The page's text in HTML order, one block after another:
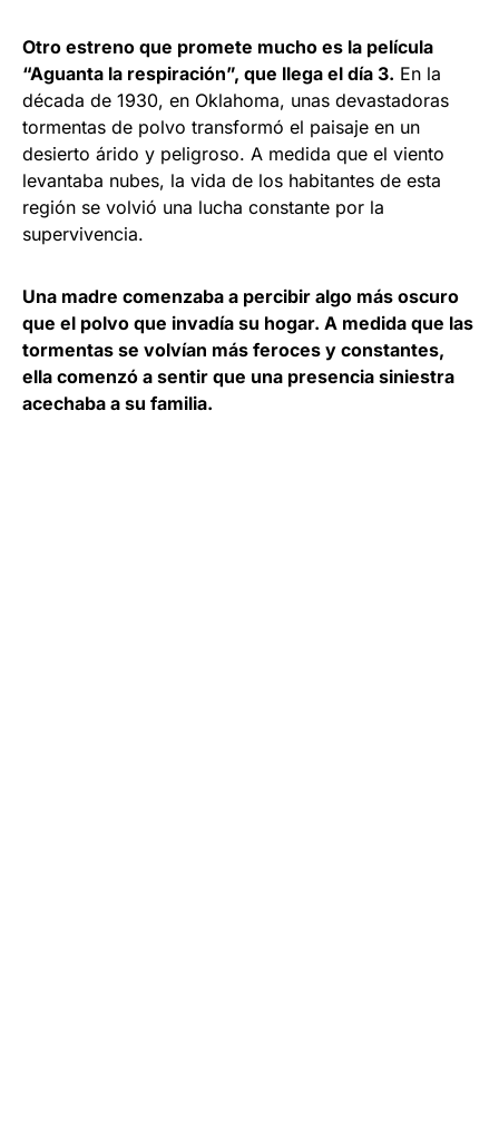
Otro estreno que promete mucho es la película
“Aguanta la respiración”, que llega el día 3. En la
década de 1930, en Oklahoma, unas devastadoras
tormentas de polvo transformó el paisaje en un
desierto árido y peligroso. A medida que el viento
levantaba nubes, la vida de los habitantes de esta
región se volvió una lucha constante por la
supervivencia.
Una madre comenzaba a percibir algo más oscuro
que el polvo que invadía su hogar. A medida que las
tormentas se volvían más feroces y constantes,
ella comenzó a sentir que una presencia siniestra
acechaba a su familia.